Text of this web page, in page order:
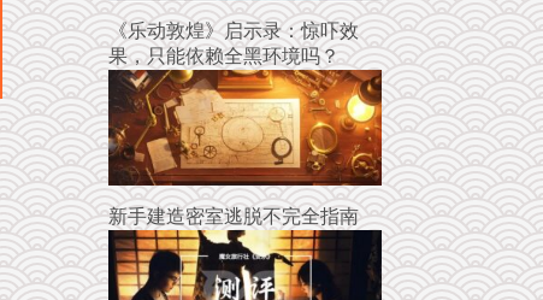
《乐动敦煌》启示录：惊吓效
果，只能依赖全黑环境吗？
新手建造密室逃脱不完全指南